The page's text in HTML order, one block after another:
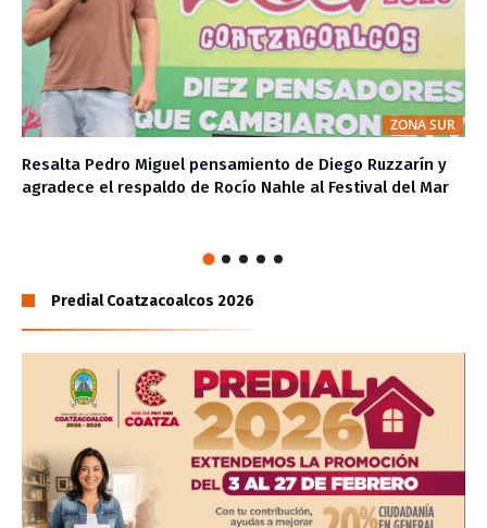
ZONA SUR
Resalta Pedro Miguel pensamiento de Diego Ruzzarín y
agradece el respaldo de Rocío Nahle al Festival del Mar
Predial Coatzacoalcos 2026